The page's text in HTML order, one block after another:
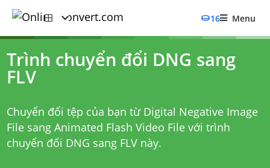
16 Menu
Trình chuyển đổi DNG sang
FLV
Chuyển đổi tệp của bạn từ Digital Negative Image
File sang Animated Flash Video File với trình
chuyển đổi DNG sang FLVnày.